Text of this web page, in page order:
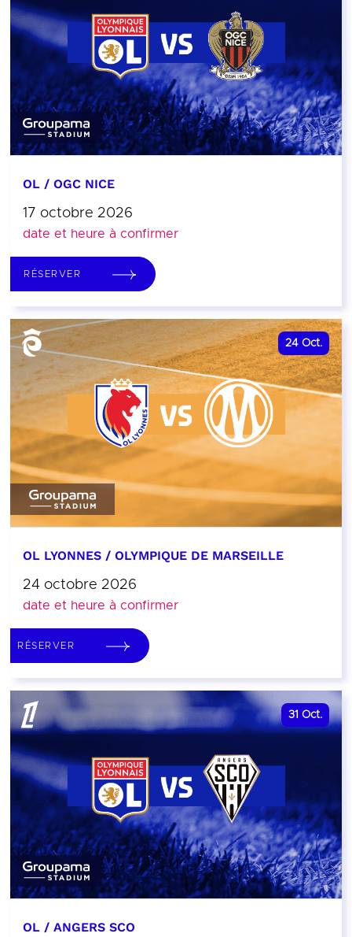
OL / OGC NICE
17 octobre 2026
date et heure à confirmer
RÉSERVER
24 Oct.
OL LYONNES / OLYMPIQUE DE MARSEILLE
24 octobre 2026
date et heure à confirmer
RÉSERVER
31 Oct.
OL / ANGERS SCO